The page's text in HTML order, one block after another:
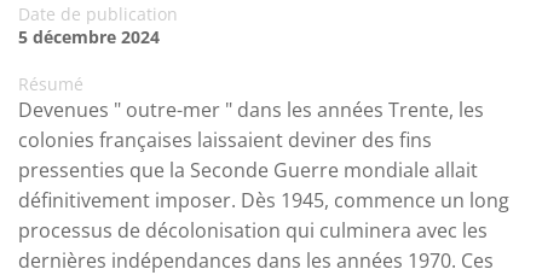
Date de publication
5 décembre 2024
Résumé
Devenues " outre-mer " dans les années Trente, les
colonies françaises laissaient deviner des fins
pressenties que la Seconde Guerre mondiale allait
définitivement imposer. Dès 1945, commence un long
processus de décolonisation qui culminera avec les
dernières indépendances dans les années 1970. Ces